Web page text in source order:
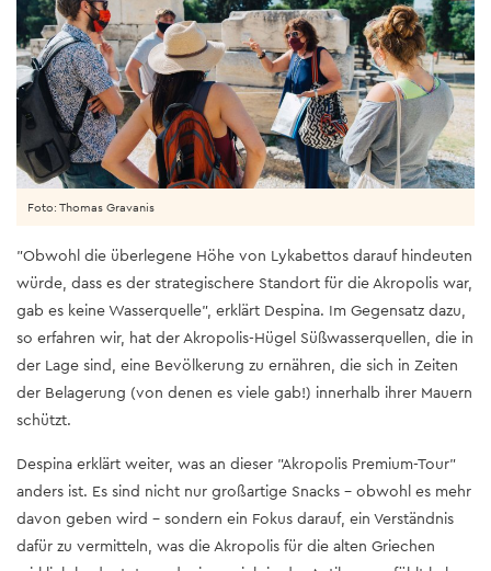
Foto: Thomas Gravanis
"Obwohl die überlegene Höhe von Lykabettos darauf hindeuten
würde, dass es der strategischere Standort für die Akropolis war,
gab es keine Wasserquelle", erklärt Despina. Im Gegensatz dazu,
so erfahren wir, hat der Akropolis-Hügel Süßwasserquellen, die in
der Lage sind, eine Bevölkerung zu ernähren, die sich in Zeiten
der Belagerung (von denen es viele gab!) innerhalb ihrer Mauern
schützt.
Despina erklärt weiter, was an dieser "Akropolis Premium-Tour"
anders ist. Es sind nicht nur großartige Snacks – obwohl es mehr
davon geben wird – sondern ein Fokus darauf, ein Verständnis
dafür zu vermitteln, was die Akropolis für die alten Griechen